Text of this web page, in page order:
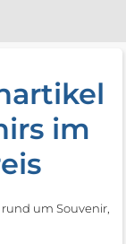
im
um Souvenir,